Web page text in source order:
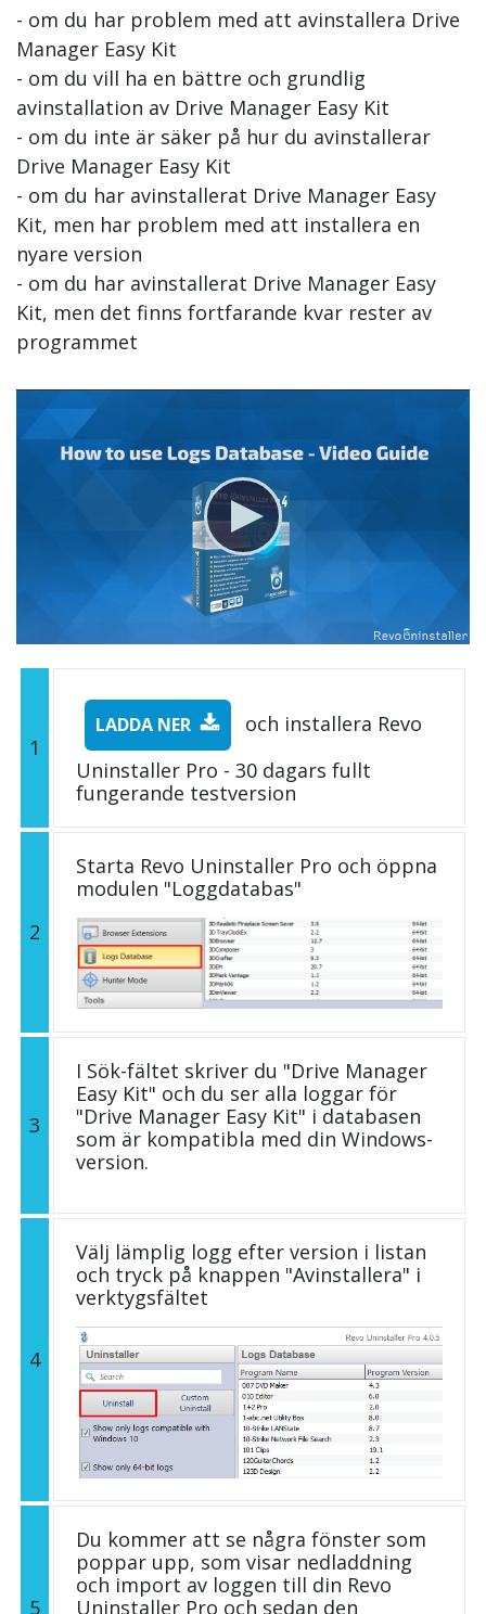
- om du har problem med att avinstallera Drive
Manager Easy Kit
- om du vill ha en bättre och grundlig
avinstallation av Drive Manager Easy Kit
- om du inte är säker på hur du avinstallerar
Drive Manager Easy Kit
- om du har avinstallerat Drive Manager Easy
Kit, men har problem med att installera en
nyare version
- om du har avinstallerat Drive Manager Easy
Kit, men det finns fortfarande kvar rester av
programmet
1
LADDA NER
och installera Revo
Uninstaller Pro - 30 dagars fullt
fungerande testversion
2
Starta Revo Uninstaller Pro och öppna
modulen "Loggdatabas"
3
I Sök-fältet skriver du "Drive Manager
Easy Kit" och du ser alla loggar för
"Drive Manager Easy Kit" i databasen
som är kompatibla med din Windows-
version.
4
Välj lämplig logg efter version i listan
och tryck på knappen "Avinstallera" i
verktygsfältet
5
Du kommer att se några fönster som
poppar upp, som visar nedladdning
och import av loggen till din Revo
Uninstaller Pro och sedan den